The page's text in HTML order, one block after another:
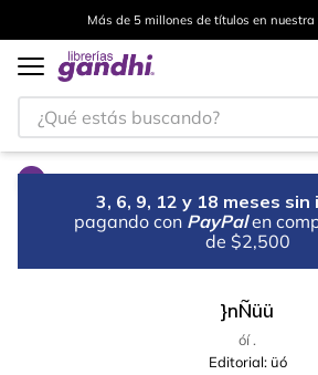
Más de 5 millones de títulos en
¿Qué estás buscando?
3, 6, 9, 12 y 18 meses
pagando con PayPal en
de $2,500
}nÑüü
óí .
Editorial: üó